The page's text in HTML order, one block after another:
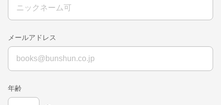
メールアドレス
年齢